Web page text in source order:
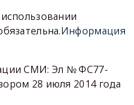
Информация
СМИ: Эл № ФС77-
28 июля 2014 года